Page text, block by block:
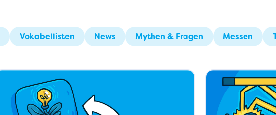
Vokabellisten News Mythen & Fragen Messen